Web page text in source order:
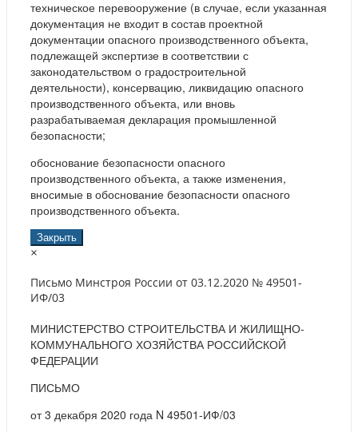
техническое перевооружение (в случае, если указанная
документация не входит в состав проектной
документации опасного производственного объекта,
подлежащей экспертизе в соответствии с
законодательством о градостроительной
деятельности), консервацию, ликвидацию опасного
производственного объекта, или вновь
разрабатываемая декларация промышленной
безопасности;
обоснование безопасности опасного
производственного объекта, а также изменения,
вносимые в обоснование безопасности опасного
производственного объекта.
Закрыть
×
Письмо Минстроя России от 03.12.2020 № 49501-
ИФ/03
МИНИСТЕРСТВО СТРОИТЕЛЬСТВА И ЖИЛИЩНО-
КОММУНАЛЬНОГО ХОЗЯЙСТВА РОССИЙСКОЙ
ФЕДЕРАЦИИ
ПИСЬМО
от 3 декабря 2020 года N 49501-ИФ/03